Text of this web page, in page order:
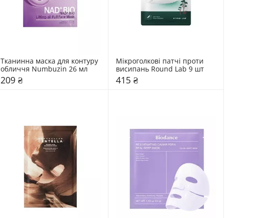
Тканинна маска для контуру
обличчя Numbuzin 26 мл
209 ₴
Мікроголкові патчі проти
висипань Round Lab 9 шт
415 ₴